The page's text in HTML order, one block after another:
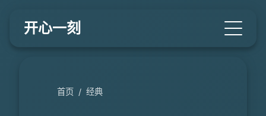
开心一刻
首页 / 经典